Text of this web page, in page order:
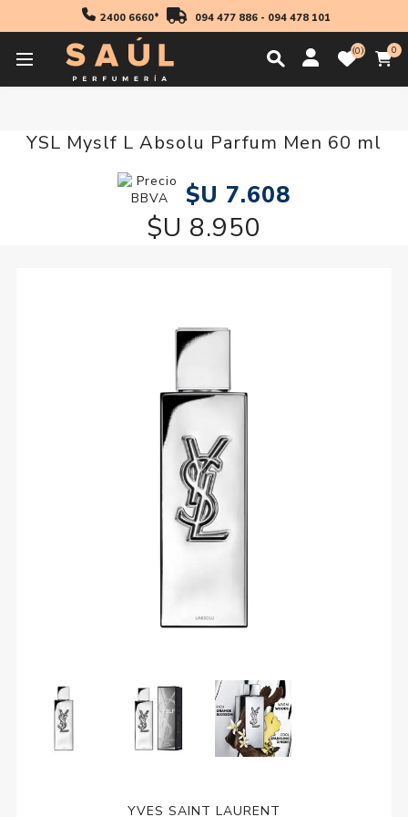
2400 6660* 094 477 886- 094 478 101
0 0
Regalos YSL Myslf L Absolu Parfum Men 60 ml
YSL Myslf L Absolu Parfum Men 60 ml
$U 7.608
$U 8.950
YVES SAINT LAURENT